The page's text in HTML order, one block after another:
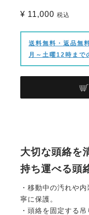
¥ 11,000 税込
送料無料・返品無
月～土曜12時まで
大切な頭絡を
持ち運べる頭
・移動中の汚れや
寧に保護。
・頭絡を固定する